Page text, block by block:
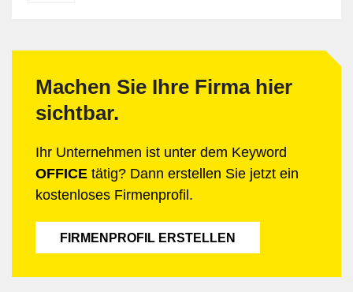
Machen Sie Ihre Firma hier
sichtbar.
Ihr Unternehmen ist unter dem Keyword
OFFICE tätig? Dann erstellen Sie jetzt ein
kostenloses Firmenprofil.
FIRMENPROFIL ERSTELLEN